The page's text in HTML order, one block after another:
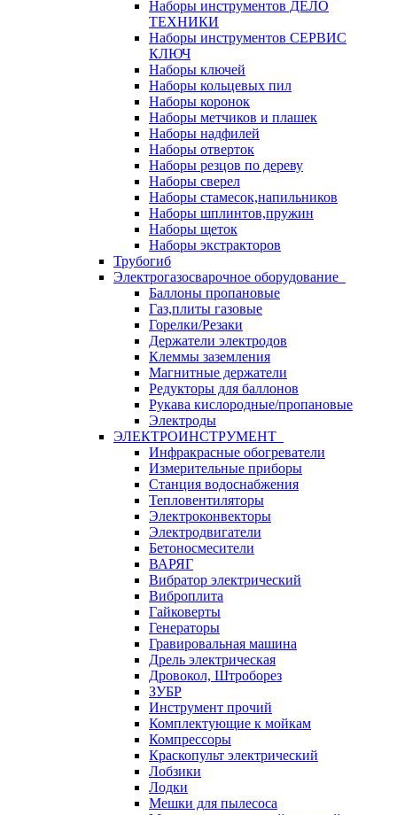
Наборы инструментов ДЕЛО
ТЕХНИКИ
Наборы инструментов СЕРВИС
КЛЮЧ
Наборы ключей
Наборы кольцевых пил
Наборы коронок
Наборы метчиков и плашек
Наборы надфилей
Наборы отверток
Наборы резцов по дереву
Наборы сверел
Наборы стамесок,напильников
Наборы шплинтов,пружин
Наборы щеток
Наборы экстракторов
Трубогиб
Электрогазосварочное оборудование
Баллоны пропановые
Газ,плиты газовые
Горелки/Резаки
Держатели электродов
Клеммы заземления
Магнитные держатели
Редукторы для баллонов
Рукава кислородные/пропановые
Электроды
ЭЛЕКТРОИНСТРУМЕНТ
Инфракрасные обогреватели
Измерительные приборы
Станция водоснабжения
Тепловентиляторы
Электроконвекторы
Электродвигатели
Бетоносмесители
ВАРЯГ
Вибратор электрический
Виброплита
Гайковерты
Генераторы
Гравировальная машина
Дрель электрическая
Дровокол, Штроборез
ЗУБР
Инструмент прочий
Комплектующие к мойкам
Компрессоры
Краскопульт электрический
Лобзики
Лодки
Мешки для пылесоса